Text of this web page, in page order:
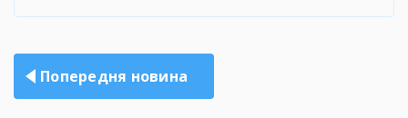
Навігація
записів
Попередня новина